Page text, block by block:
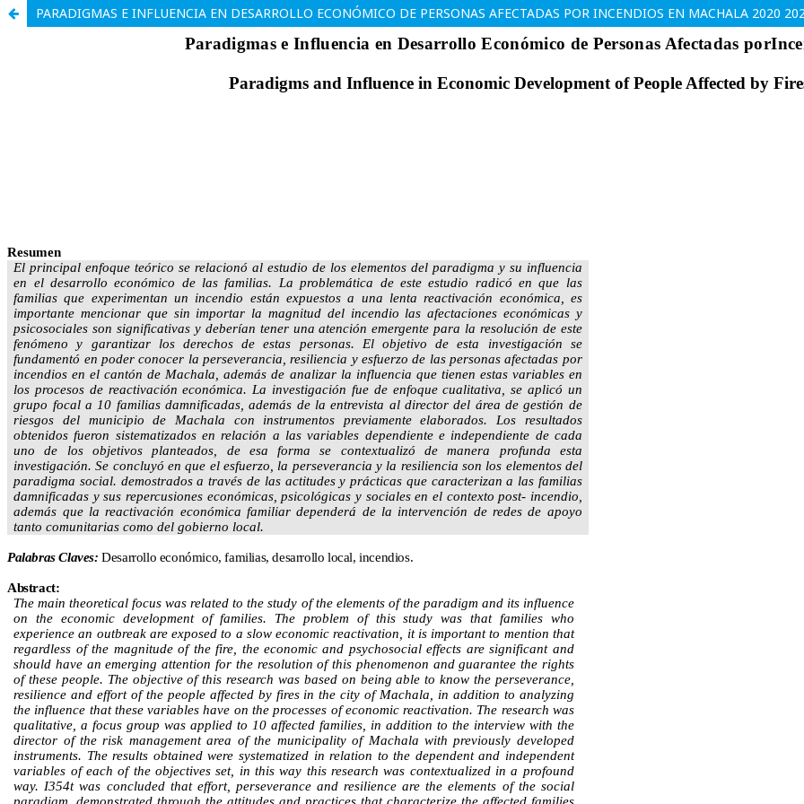
PARADIGMAS E INFLUENCIA EN DESARROLLO ECONÓMICO DE PERSONAS AFECTADAS POR INCENDIOS EN MACHALA 2020